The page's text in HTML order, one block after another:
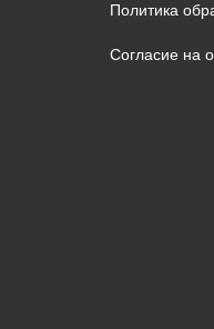
Политика
Согласие на